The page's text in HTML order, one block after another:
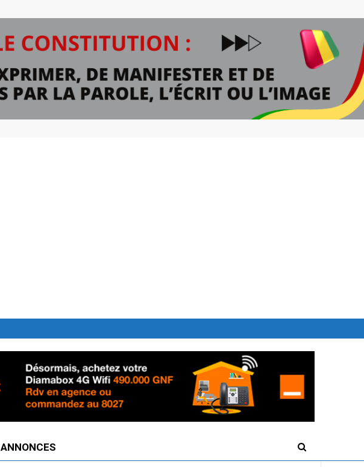
ANNONCES